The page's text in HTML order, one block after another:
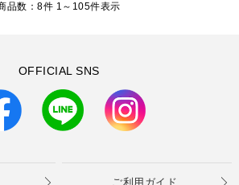
品数：8件 1～ 105件表示
OFFICIAL SNS
ご利用ガイド